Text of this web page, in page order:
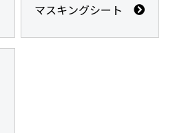
マスキングシート